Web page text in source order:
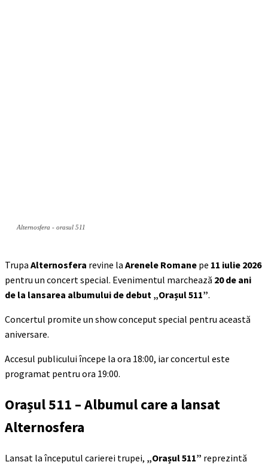
Alternosfera - orasul 511
Trupa Alternosfera revine la Arenele Romane pe 11 iulie 2026
pentru un concert special. Evenimentul marchează 20 de ani
de la lansarea albumului de debut „Orașul 511”.
Concertul promite un show conceput special pentru această
aniversare.
Accesul publicului începe la ora 18:00, iar concertul este
programat pentru ora 19:00.
Orașul 511 – Albumul care a lansat
Alternosfera
Lansat la începutul carierei trupei, „Orașul 511” reprezintă